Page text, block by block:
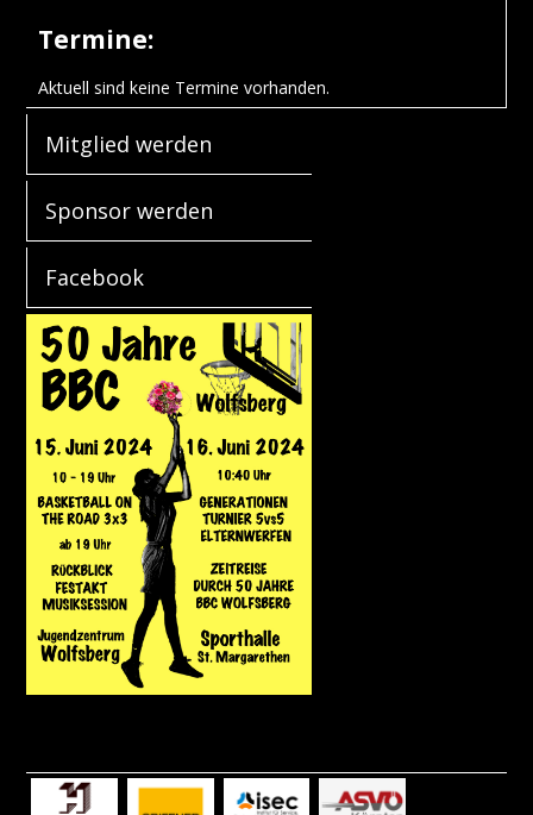
Termine:
Aktuell sind keine Termine vorhanden.
Mitglied werden
Sponsor werden
Facebook